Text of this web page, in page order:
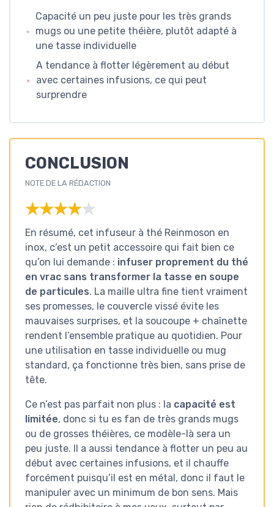
Capacité un peu juste pour les très grands
mugs ou une petite théière, plutôt adapté à
une tasse individuelle
A tendance à flotter légèrement au début
avec certaines infusions, ce qui peut
surprendre
CONCLUSION
NOTE DE LA RÉDACTION
★★★★★
★★★★★
En résumé, cet infuseur à thé Reinmoson en
inox, c’est un petit accessoire qui fait bien ce
qu’on lui demande : infuser proprement du thé
en vrac sans transformer la tasse en soupe
de particules. La maille ultra fine tient vraiment
ses promesses, le couvercle vissé évite les
mauvaises surprises, et la soucoupe + chaînette
rendent l’ensemble pratique au quotidien. Pour
une utilisation en tasse individuelle ou mug
standard, ça fonctionne très bien, sans prise de
tête.
Ce n’est pas parfait non plus : la capacité est
limitée, donc si tu es fan de très grands mugs
ou de grosses théières, ce modèle-là sera un
peu juste. Il a aussi tendance à flotter un peu au
début avec certaines infusions, et il chauffe
forcément puisqu’il est en métal, donc il faut le
manipuler avec un minimum de bon sens. Mais